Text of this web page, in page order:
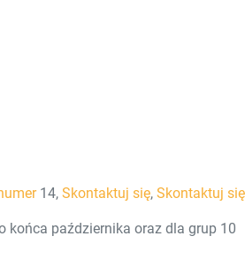
14, Skontaktuj się, Skontaktuj się
końca października oraz dla grup 10